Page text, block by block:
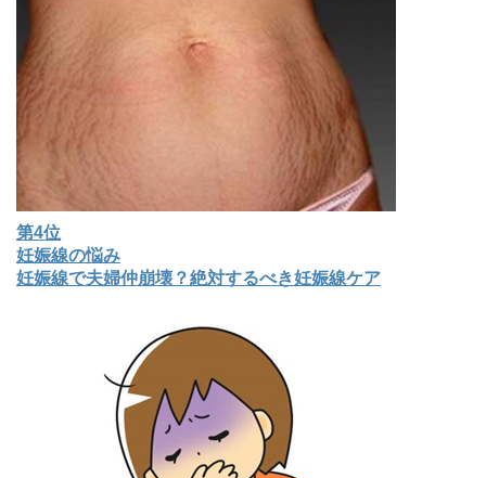
第4位
妊娠線の悩み
妊娠線で夫婦仲崩壊？絶対するべき妊娠線ケア